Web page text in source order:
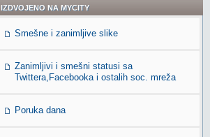
IZDVOJENO NA MYCITY
Smešne i zanimljive slike
Zanimljivi i smešni statusi sa
Twittera,Facebooka i ostalih soc. mreža
Poruka dana